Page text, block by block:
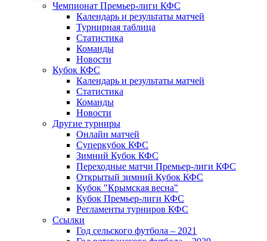
Чемпионат Премьер-лиги КФС
Календарь и результаты матчей
Турнирная таблица
Статистика
Команды
Новости
Кубок КФС
Календарь и результаты матчей
Статистика
Команды
Новости
Другие турниры
Онлайн матчей
Суперкубок КФС
Зимний Кубок КФС
Переходные матчи Премьер-лиги КФС
Открытый зимний Кубок КФС
Кубок "Крымская весна"
Кубок Премьер-лиги КФС
Регламенты турниров КФС
Ссылки
Год сельского футбола – 2021